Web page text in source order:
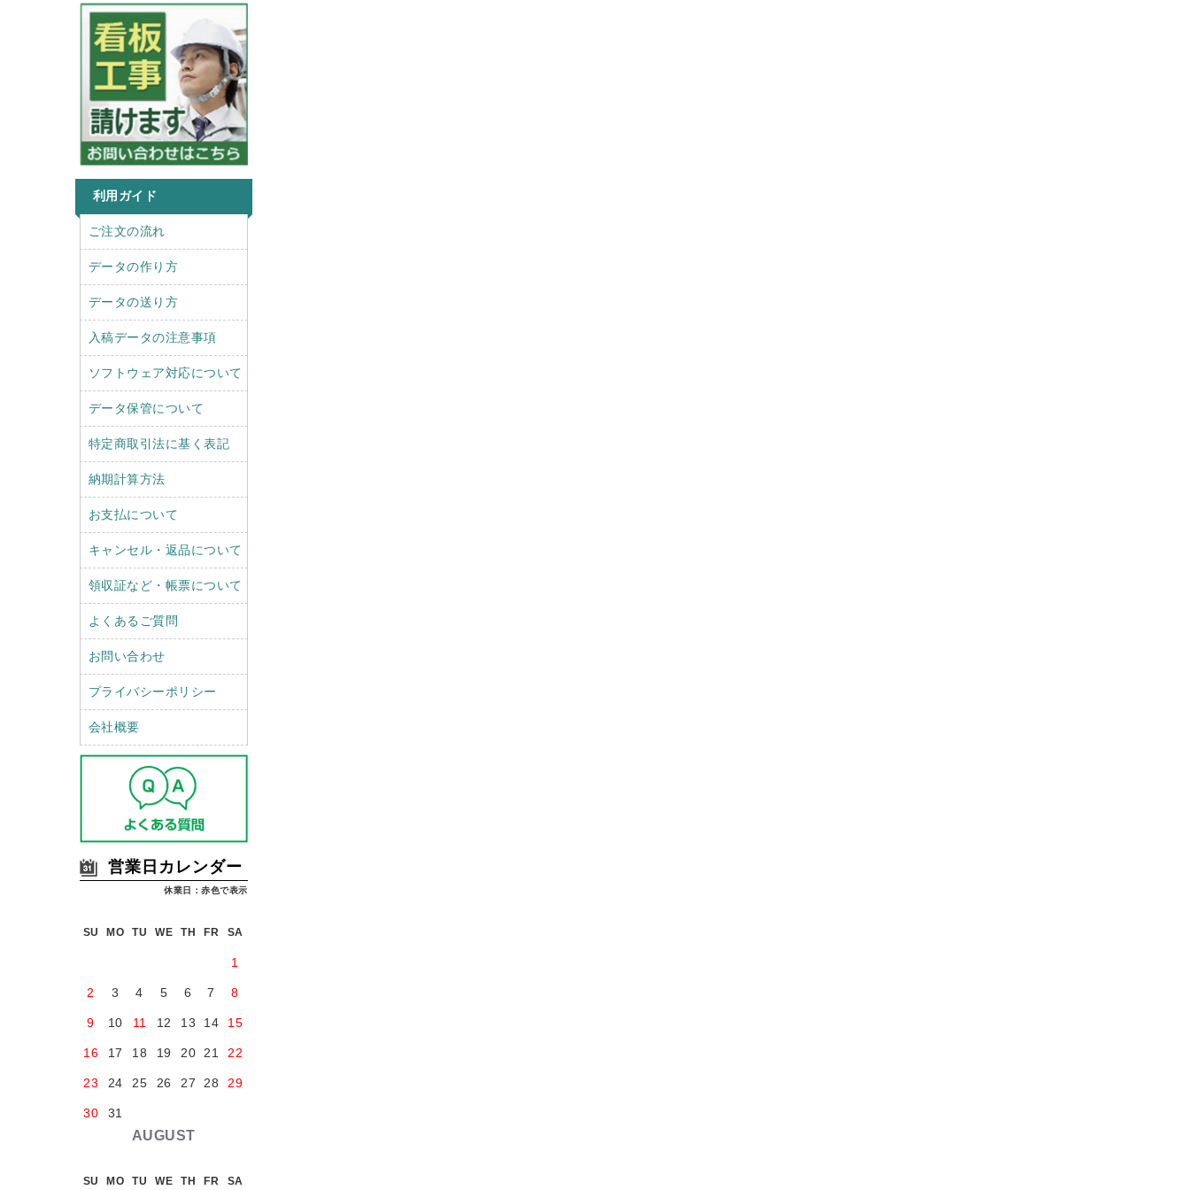
利用ガイド
r
ご注文の流れ
データの作り方
データの送り方
入稿データの注意事項
ソフトウェア対応について
データ保管について
特定商取引法に基く表記
納期計算方法
お支払について
キャンセル・返品について
領収証など・帳票について
よくあるご質問
お問い合わせ
プライバシーポリシー
会社概要
営業日カレンダー
休業日：赤色で表示
AUGUST
SU MO TU WE TH FR SA
1
2 3 4 5 6 7 8
9 10 11 12 13 14 15
16 17 18 19 20 21 22
23 24 25 26 27 28 29
30 31
SU MO TU WE TH FR SA